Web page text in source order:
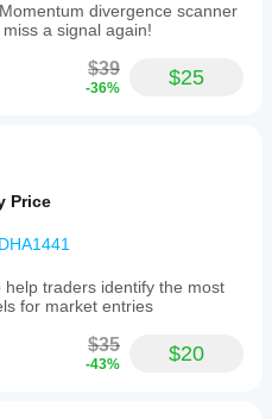
divergence scanner
a signal again!
$39
-36% $25
Price
traders identify the most
for market entries
$35
-43% $20